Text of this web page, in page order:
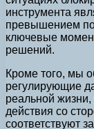
инструмента
превышением
ключевые
решений.
Кроме того, мы
регулирующие
реальной
действия со
соответствуют